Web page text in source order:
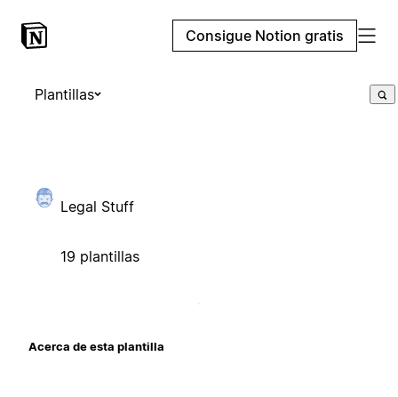
Consigue Notion gratis
Plantillas
Legal Stuff
19 plantillas
Acerca de esta plantilla